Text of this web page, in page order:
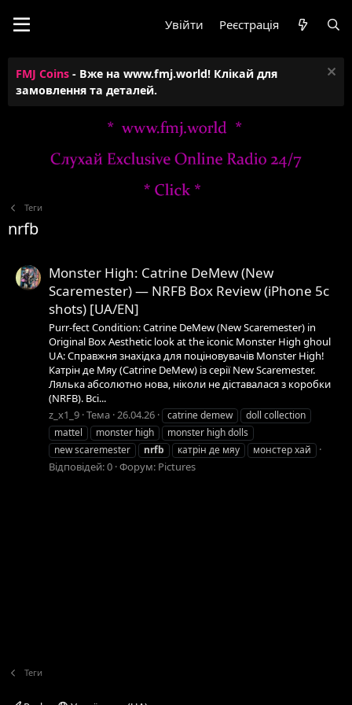
Увійти Реєстрація
FMJ Coins - Вже на www.fmj.world! Клікай для
замовлення та деталей.
Теги
nrfb
Monster High: Catrine DeMew (New
Scaremester) — NRFB Box Review (iPhone 5c
shots) [UA/EN]
Purr-fect Condition: Catrine DeMew (New Scaremester) in
Original Box Aesthetic look at the iconic Monster High ghoul
UA: Справжня знахідка для поціновувачів Monster High!
Катрін де Мяу (Catrine DeMew) із серії New Scaremester.
Лялька абсолютно нова, ніколи не діставалася з коробки
(NRFB). Всі...
z_x1_9 Тема 26.04.26 catrine demew
doll collection
mattel
monster high
monster high dolls
new scaremester
nrfb катрін де мяу монстер хай
Відповідей: 0 Форум: Pictures
Теги